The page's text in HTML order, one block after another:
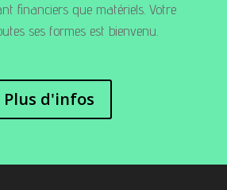
financiers que matériels. Votre
ses formes est bienvenu.
Plus d'infos